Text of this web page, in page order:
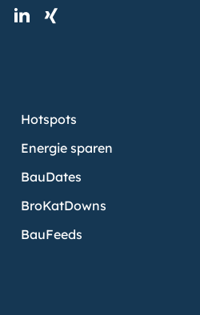
Hotspots
Energie sparen
BauDates
BroKatDowns
BauFeeds